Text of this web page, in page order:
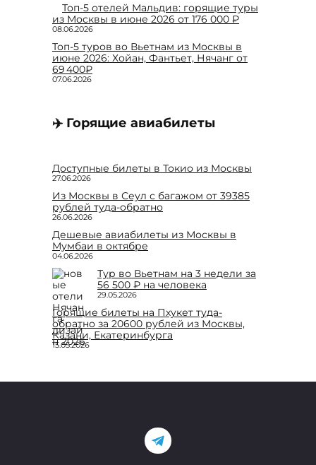
Топ-5 отелей Мальдив: горящие туры
из Москвы в июне 2026 от 176 000 ₽
08.06.2026
Топ-5 туров во Вьетнам из Москвы в
июне 2026: Хойан, Фантьет, Нячанг от
69 400₽
07.06.2026
✈️ Горящие авиабилеты
Доступные билеты в Токио из Москвы
27.06.2026
Из Москвы в Сеул с багажом от 39385
рублей туда-обратно
26.06.2026
Дешевые авиабилеты из Москвы в
Мумбаи в октябре
04.06.2026
Тур во Вьетнам на 3 недели за
56 500 ₽ на человека
29.05.2026
Горящие билеты на Пхукет туда-
обратно за 20600 рублей из Москвы,
Казани, Екатеринбурга
15.05.2026